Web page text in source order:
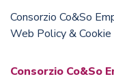
Consorzio Co&So
Web Policy &
Consorzio Co&So